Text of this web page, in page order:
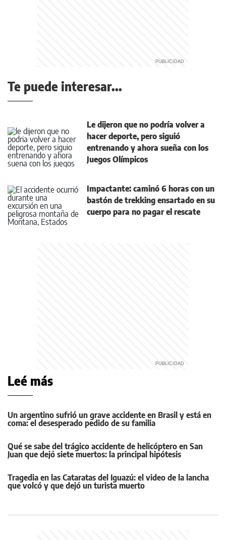
Te puede interesar...
Le dijeron que no podría volver a
hacer deporte, pero siguió
entrenando y ahora sueña con los
Juegos Olímpicos
Impactante: caminó 6 horas con un
bastón de trekking ensartado en su
cuerpo para no pagar el rescate
Leé más
Un argentino sufrió un grave accidente en Brasil y está en
coma: el desesperado pedido de su familia
Qué se sabe del trágico accidente de helicóptero en San
Juan que dejó siete muertos: la principal hipótesis
Tragedia en las Cataratas del Iguazú: el video de la lancha
que volcó y que dejó un turista muerto